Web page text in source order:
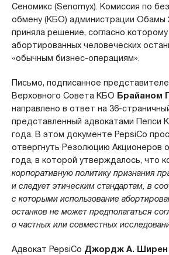
Сеномикс (Senomyx). Комиссия по
обмену (КБО) администрации Обамы
приняла решение, согласно
абортированных человеческих
«обычным бизнес-операциям».
Письмо, подписанное
Верховного Совета КБО Брайаном
направлено в ответ на 36-
представленный адвокатами Пепси
года. В этом документе PepsiCo
отвергнуть Резолюцию Акционеров
года, в которой утверждалось, что
корпоративную политику признания
и следует этическим стандартам, в
с которыми использование
останков не может предполагаться
о частных или совместных
Адвокат PepsiCo Джордж А. Ширен